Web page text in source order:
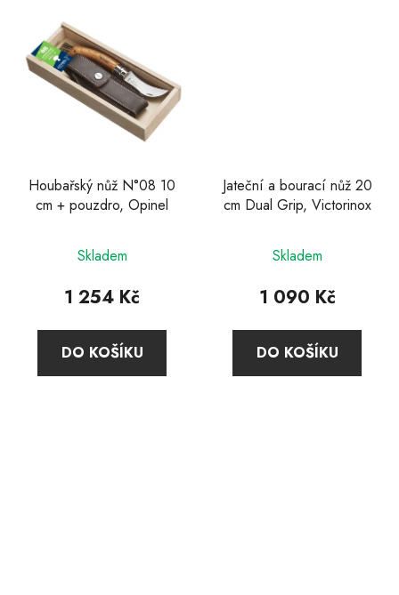
Houbařský nůž N°08 10
cm + pouzdro, Opinel
Skladem
1 254 Kč
DO KOŠÍKU
Jateční a bourací nůž 20
cm Dual Grip, Victorinox
Skladem
1 090 Kč
DO KOŠÍKU